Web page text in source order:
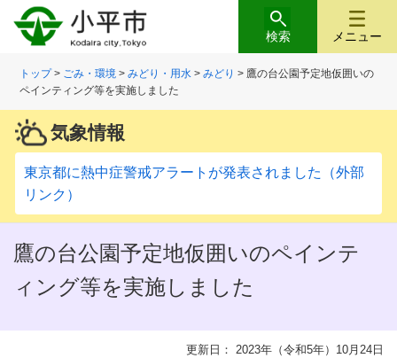
メニュー
検索
トップ> ごみ・環境 >みどり・用水 >みどり > 鷹の台公園予定地仮囲いの
ペインティング等を実施しました
気象情報
東京都に熱中症警戒アラートが発表されました（外部
リンク）
鷹の台公園予定地仮囲いのペインテ
ィング等を実施しました
更新日： 2023年（令和5年）10月24日